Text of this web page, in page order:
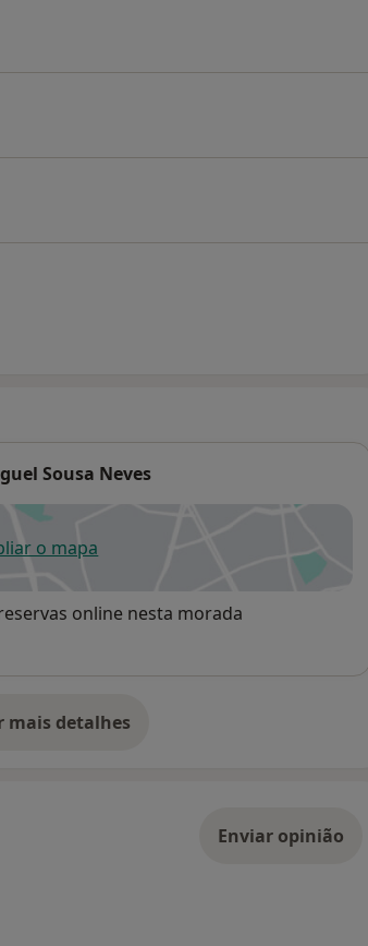
Sousa Neves
o mapa
abre num novo separador
online nesta morada
mais detalhes
sobre o endereço
Enviar opinião